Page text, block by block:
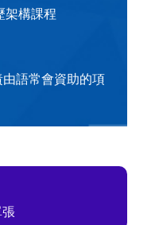
架構課程
語常會資助的項
張